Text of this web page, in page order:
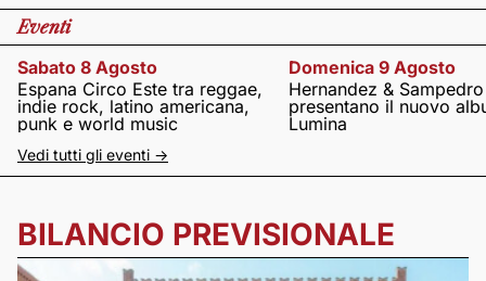
Eventi
Sabato 8 Agosto
Espana Circo Este tra reggae,
indie rock, latino americana,
punk e world music
Domenica 9 Agosto
Hernandez & Sampedro
presentano il nuovo
Lumina
Vedi tutti gli eventi ->
BILANCIO PREVISIONALE